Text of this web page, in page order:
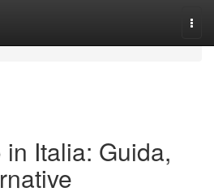
Italia: Guida,